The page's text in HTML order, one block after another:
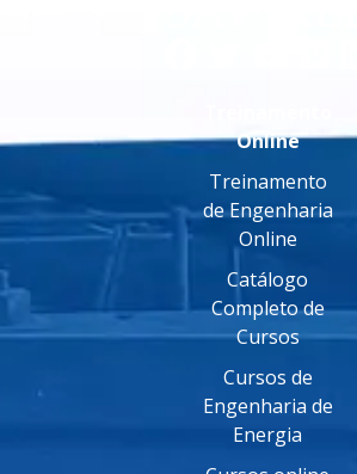
Online
Treinamento
de Engenharia
Online
Catálogo
Completo de
Cursos
Cursos de
Engenharia de
Energia